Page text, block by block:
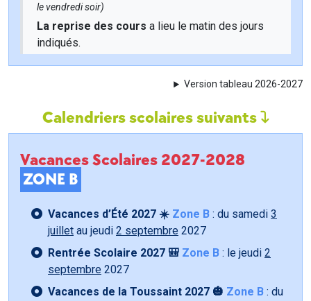
le vendredi soir)
La reprise des cours a lieu le matin des jours
indiqués.
Version tableau 2026-2027
Calendriers scolaires suivants
Vacances Scolaires 2027-2028
ZONE B
Vacances d’Été 2027 ☀️ Zone B : du samedi 3
juillet au jeudi 2 septembre 2027
Rentrée Scolaire 2027 🎒 Zone B : le jeudi 2
septembre 2027
Vacances de la Toussaint 2027 🎃 Zone B : du